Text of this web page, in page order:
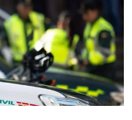
acordadas por la Xunta,
las bajas laborales